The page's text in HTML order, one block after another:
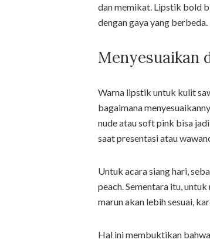
dan memikat. Lipstik bold
dengan gaya yang berbeda.
Menyesuaikan
Warna lipstik untuk kulit
bagaimana
nude atau soft pink bisa
saat presentasi atau
Untuk acara siang hari,
peach. Sementara itu,
marun akan lebih sesuai,
Hal ini membuktikan